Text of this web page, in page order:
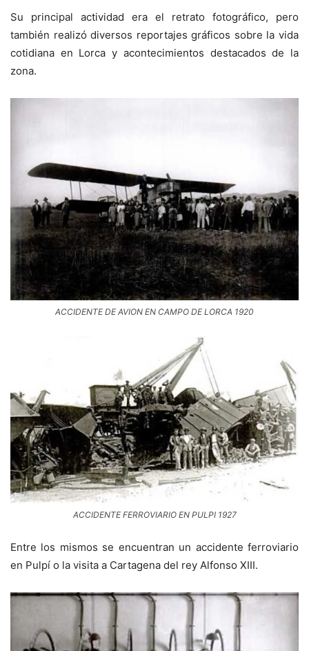
Su principal actividad era el retrato fotográfico, pero
también realizó diversos reportajes gráficos sobre la vida
cotidiana en Lorca y acontecimientos destacados de la
zona.
ACCIDENTE DE AVION EN CAMPO DE LORCA 1920
ACCIDENTE FERROVIARIO EN PULPI 1927
Entre los mismos se encuentran un accidente ferroviario
en Pulpí o la visita a Cartagena del rey Alfonso XIII.